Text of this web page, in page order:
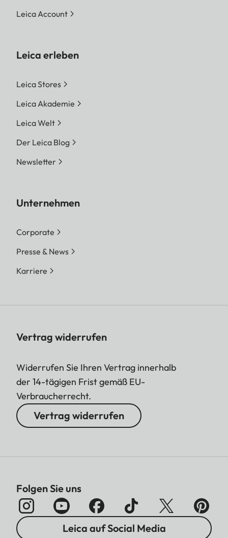
Leica Account
Leica erleben
Leica Stores
Leica Akademie
Leica Welt
Der Leica Blog
Newsletter
Unternehmen
Corporate
Presse & News
Karriere
Vertrag widerrufen
Widerrufen Sie Ihren Vertrag innerhalb
der 14-tägigen Frist gemäß EU-
Verbraucherrecht.
Vertrag widerrufen
Folgen Sie uns
Leica auf Social Media